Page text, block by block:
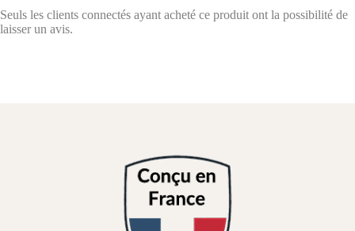
Seuls les clients connectés ayant acheté ce produit ont la possibilité de
laisser un avis.